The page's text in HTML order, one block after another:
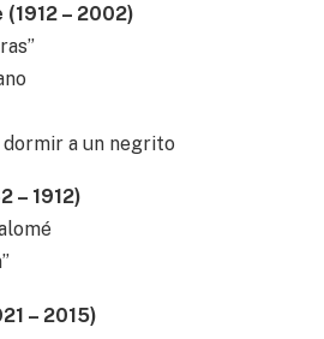
– 2002)
dormir a un negrito
– 1912)
– 2015)